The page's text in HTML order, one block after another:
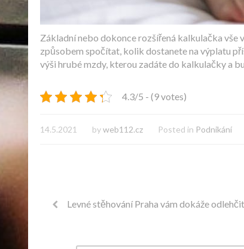
Základní nebo dokonce rozšířená kalkulačka
způsobem spočítat, kolik dostanete na výplatu
výši hrubé mzdy, kterou zadáte do kalkulačky a
4.3/5 - (9 votes)
14.5.2021 byweb112.cz Posted in Podnikání
Levné stěhování Praha vám dokáže